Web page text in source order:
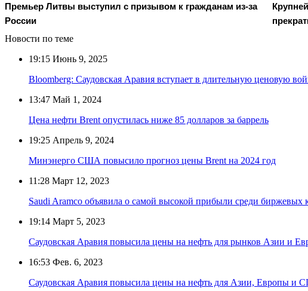
Премьер Литвы выступил с призывом к гражданам из-за
России
Новости по теме
19:15 Июнь 9, 2025
Bloomberg: Саудовская Аравия вступает в длительную ценовую
13:47 Май 1, 2024
Цена нефти Brent опустилась ниже 85 долларов за баррель
19:25 Апрель 9, 2024
Минэнерго США повысило прогноз цены Brent на 2024 год
11:28 Март 12, 2023
Saudi Aramco объявила о самой высокой прибыли среди биржевых
19:14 Март 5, 2023
Саудовская Аравия повысила цены на нефть для рынков Азии и
16:53 Фев. 6, 2023
Саудовская Аравия повысила цены на нефть для Азии, Европы и